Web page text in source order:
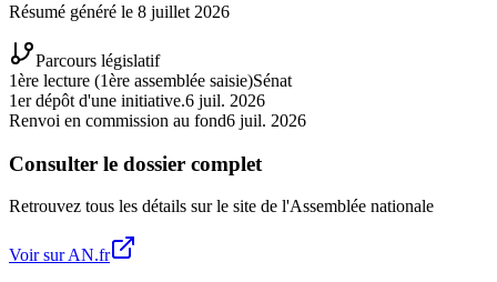
Résumé généré le 8 juillet 2026
Parcours législatif
1ère lecture (1ère assemblée saisie)Sénat
1er dépôt d'une initiative.6 juil. 2026
Renvoi en commission au fond6 juil. 2026
Consulter le dossier complet
Retrouvez tous les détails sur le site de l'Assemblée nationale
Voir sur AN.fr